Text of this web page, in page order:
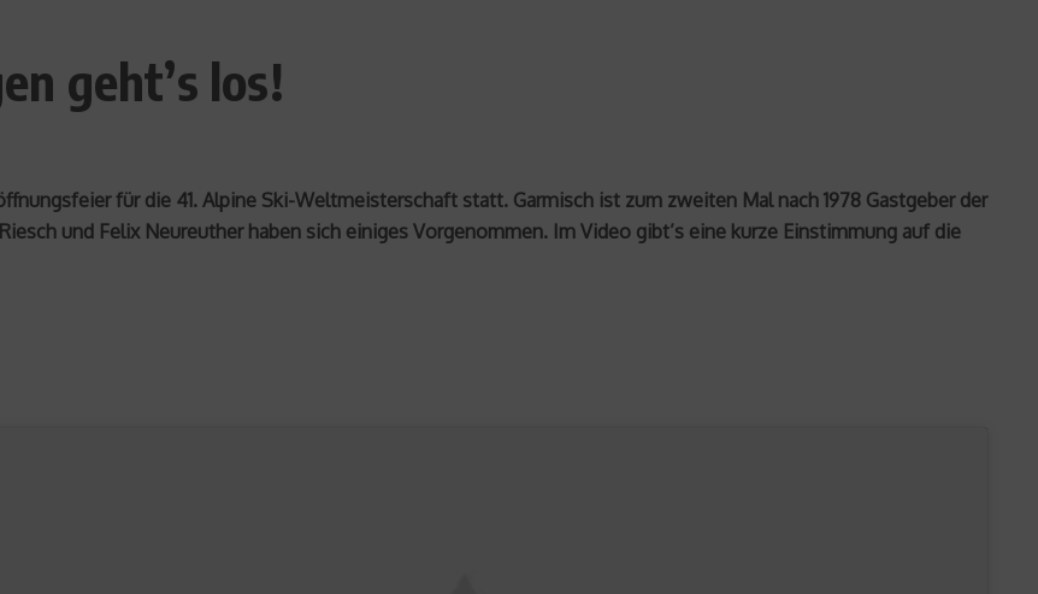
geht’s los!
für die 41. Alpine Ski-Weltmeisterschaft statt. Garmisch ist zum zweiten Mal nach 1978 Gastgeber der
und Felix Neureuther haben sich einiges Vorgenommen. Im Video gibt’s eine kurze Einstimmung auf die